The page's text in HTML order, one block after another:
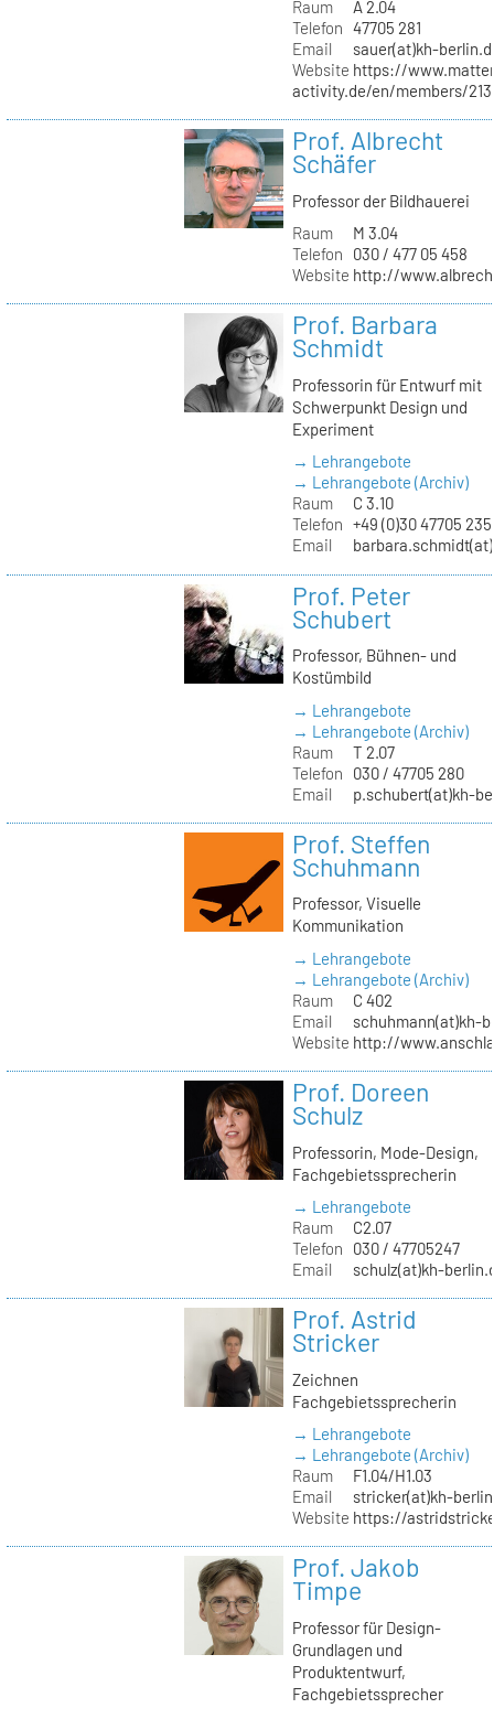
Raum
A 2.04
Telefon 47705 281
Email
sauer(at)kh-
Website https://
activity.de/en/members/
Prof. Albrecht
Schäfer
Professor der Bildhauerei
Raum
M 3.04
Telefon
030 / 477 05 458
Website http://
Prof. Barbara
Schmidt
Professorin für Entwurf mit
Schwerpunkt Design und
Experiment
→ Lehrangebote
→ Lehrangebote (Archiv)
Raum
C 3.10
Telefon +49 (0)30 47705 235
Email
Prof. Peter
Schubert
Professor, Bühnen- und
Kostümbild
→ Lehrangebote
→ Lehrangebote (Archiv)
Raum
T 2.07
Telefon
030 / 47705 280
Email
p.schubert(at)kh-
Prof. Steffen
Schuhmann
Professor, Visuelle
Kommunikation
→ Lehrangebote
→ Lehrangebote (Archiv)
Raum
C 402
Email
schuhmann(at)kh-
Website http://
Prof. Doreen
Schulz
Professorin, Mode-Design,
Fachgebietssprecherin
→ Lehrangebote
Raum
C2.07
Telefon
030 / 47705247
Email
schulz(at)kh-
Prof. Astrid
Stricker
Zeichnen
Fachgebietssprecherin
→ Lehrangebote
→ Lehrangebote (Archiv)
Raum
F1.04/H1.03
Email
stricker(at)kh-
Website https://
Prof. Jakob
Timpe
Professor für Design-
Grundlagen und
Produktentwurf,
Fachgebietssprecher